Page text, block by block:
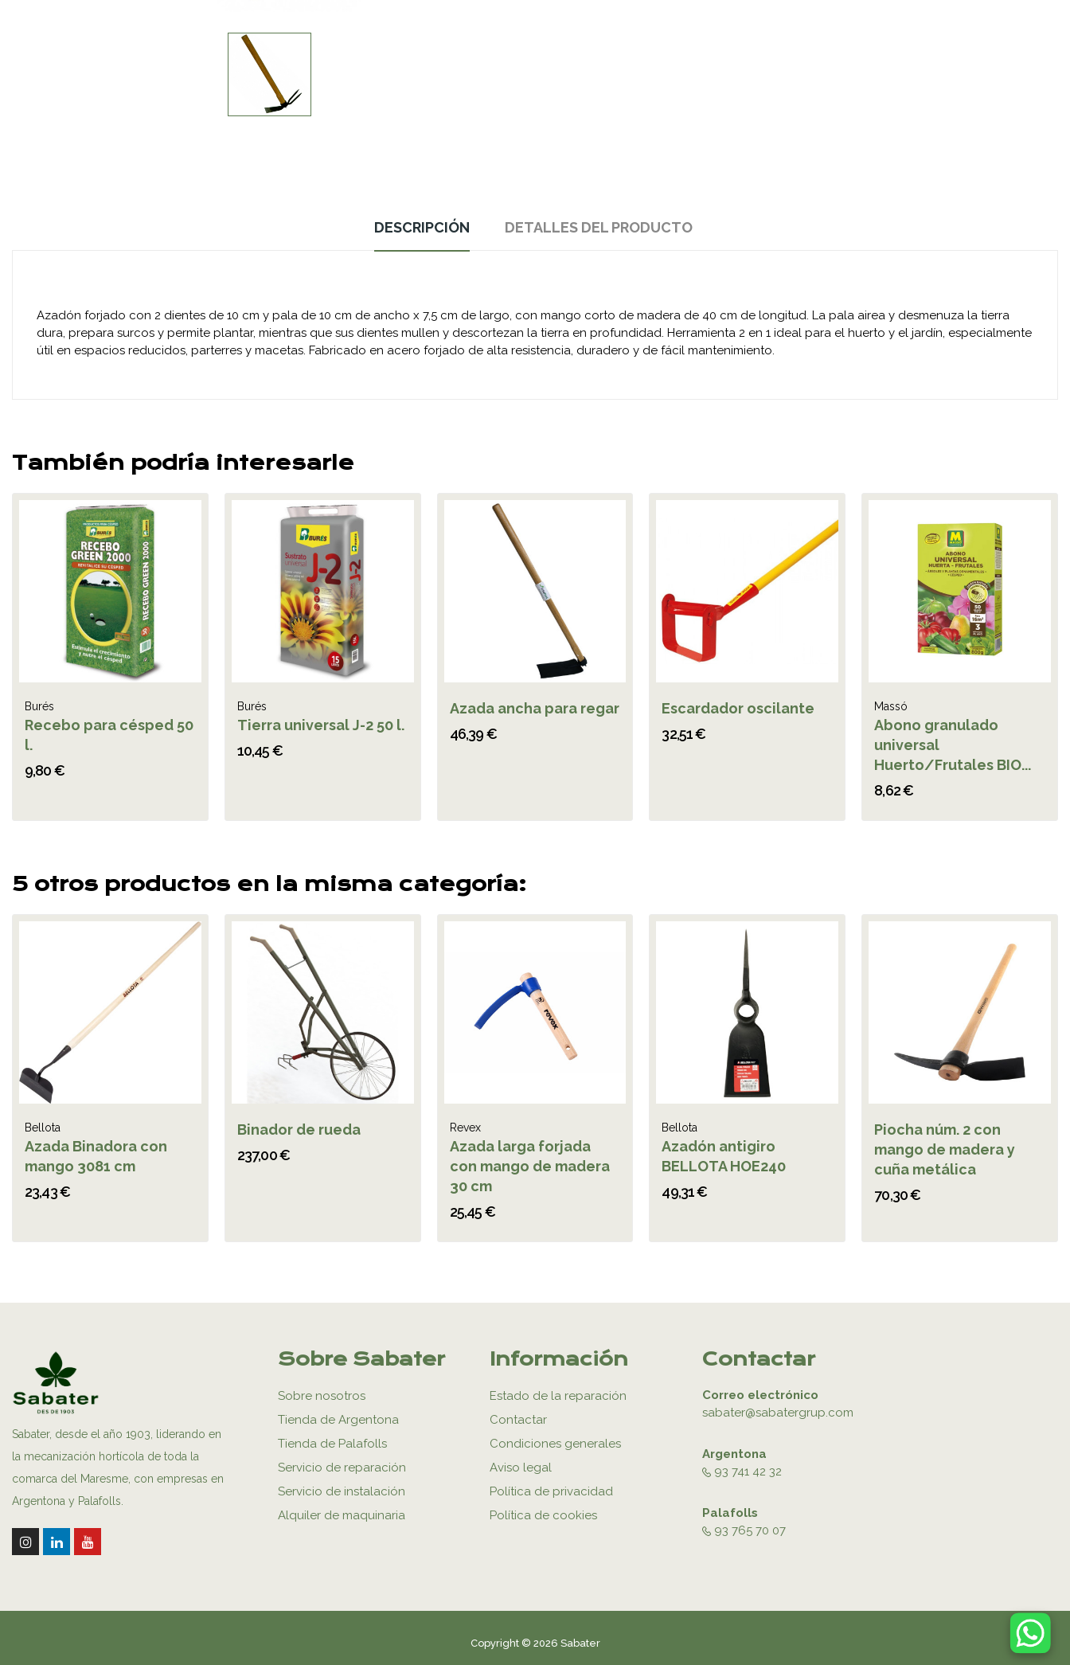
DESCRIPCIÓN DETALLES DEL PRODUCTO
Azadón forjado con 2 dientes de 10 cm y pala de 10 cm de ancho x 7,5 cm de largo, con mango corto de madera de 40 cm de longitud. La pala airea y desmenuza la tierra
dura, prepara surcos y permite plantar, mientras que sus dientes mullen y descortezan la tierra en profundidad. Herramienta 2 en 1 ideal para el huerto y el jardín, especialmente
útil en espacios reducidos, parterres y macetas. Fabricado en acero forjado de alta resistencia, duradero y de fácil mantenimiento.
También podría interesarle
Burés
Recebo para césped 50
l.
9,80 €
Burés
Tierra universal J-2 50 l.
10,45 €
Azada ancha para regar
46,39 €
Escardador oscilante
32,51 €
Massó
Abono granulado
universal
Huerto/Frutales BIO...
8,62 €
5 otros productos en la misma categoría:
Bellota
Azada Binadora con
mango 3081 cm
23,43 €
Binador de rueda
237,00 €
Revex
Azada larga forjada
con mango de madera
30 cm
25,45 €
Bellota
Azadón antigiro
BELLOTA HOE240
49,31 €
Piocha núm. 2 con
mango de madera y
cuña metálica
70,30 €
Sabater, desde el año 1903, liderando en
la mecanización hortícola de toda la
comarca del Maresme, con empresas en
Argentona y Palafolls.
Sobre Sabater
Sobre nosotros
Tienda de Argentona
Tienda de Palafolls
Servicio de reparación
Servicio de instalación
Alquiler de maquinaria
Información
Estado de la reparación
Contactar
Condiciones generales
Aviso legal
Política de privacidad
Política de cookies
Contactar
Correo electrónico
sabater@sabatergrup.com
Argentona
93 741 42 32
Palafolls
93 765 70 07
Copyright © 2026 Sabater